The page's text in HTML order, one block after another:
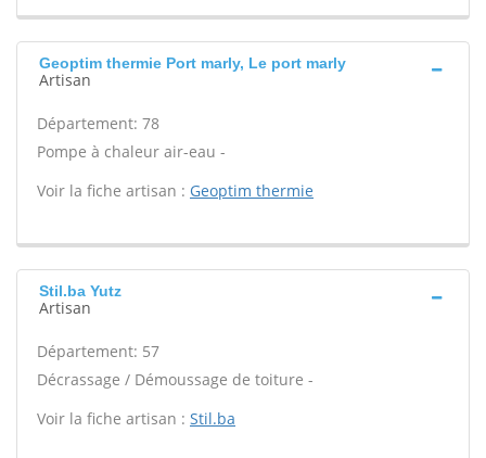
Geoptim thermie Port marly, Le port marly
Artisan
Département: 78
Pompe à chaleur air-eau -
Voir la fiche artisan : Geoptim thermie
Stil.ba Yutz
Artisan
Département: 57
Décrassage / Démoussage de toiture -
Voir la fiche artisan : Stil.ba